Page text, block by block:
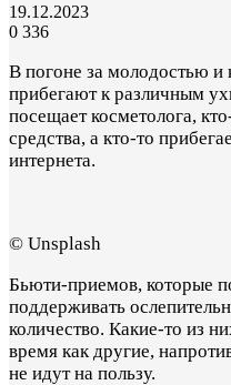
19.12.2023
0 336
В погоне за молодостью
прибегают к различным
посещает косметолога,
средства, а кто-то
интернета.
© Unsplash
Бьюти-приемов, которые
поддерживать
количество. Какие-то из
время как другие,
не идут на пользу.